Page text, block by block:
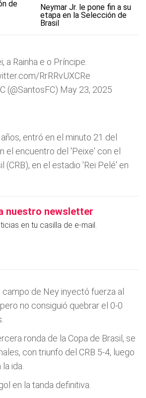
Neymar Jr. le pone fin a su
etapa en la Selección de
Brasil
a Rainha e o Príncipe.
RrRRvUXCRe
(@SantosFC) May 23, 2025
entró en el minuto 21 del
el encuentro del 'Peixe' con el
(CRB), en el estadio 'Rei Pelé' en
nuestro newsletter
en tu casilla de e-mail.
de Ney inyectó fuerza al
no consiguió quebrar el 0-0
ronda de la Copa de Brasil, se
con triunfo del CRB 5-4, luego
ida.
en la tanda definitiva.